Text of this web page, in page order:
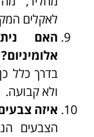
לאקלים
האם
אלומיניום?
בדרך כלל
ולא קבועה.
איזה
הצבעים